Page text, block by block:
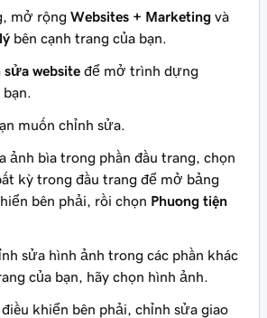
mở rộng Websites + Marketing và
bên cạnh trang của bạn.
sửa website để mở trình dựng
muốn chỉnh sửa.
ảnh bìa trong phần đầu trang, chọn
kỳ trong đầu trang để mở bảng
bên phải, rồi chọn Phương tiện
sửa hình ảnh trong các phần khác
của bạn, hãy chọn hình ảnh.
khiển bên phải, chỉnh sửa giao